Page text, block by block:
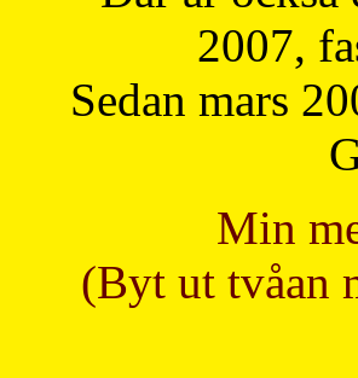
2007,
Sedan mars
Min
(Byt ut tvåan